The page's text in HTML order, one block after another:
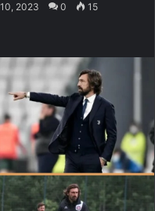
2023 0 15